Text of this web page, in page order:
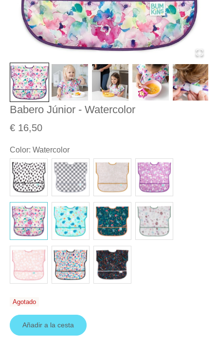
Babero Júnior - Watercolor
€ 16,50
Color: Watercolor
Agotado
Añadir a la cesta